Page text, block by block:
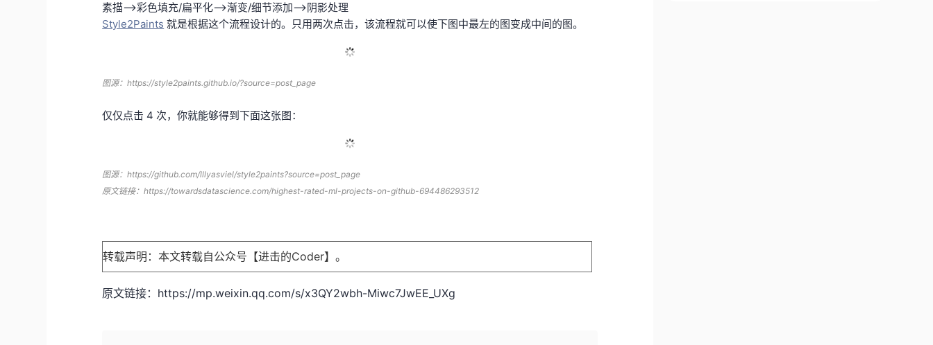
素描-->彩色填充/扁平化-->渐变/细节添加-->阴影处理
Style2Paints 就是根据这个流程设计的。只用两次点击，该流程就可以使下图中最左的图变成中间的图。
图源：https://style2paints.github.io/?source=post_page
仅仅点击 4 次，你就能够得到下面这张图：
图源：https://github.com/lllyasviel/style2paints?source=post_page
原文链接：https://towardsdatascience.com/highest-rated-ml-projects-on-github-694486293512
转载声明：本文转载自公众号【进击的Coder】。
原文链接：https://mp.weixin.qq.com/s/x3QY2wbh-Miwc7JwEE_UXg